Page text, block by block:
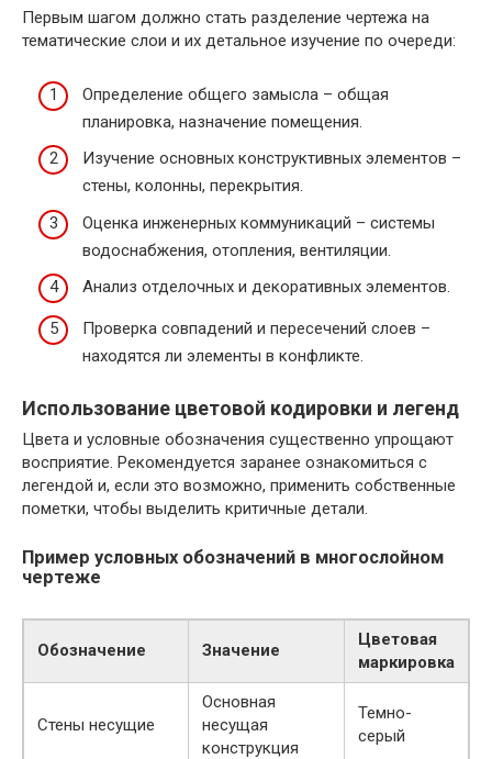
Первым шагом должно стать разделение чертежа на
тематические слои и их детальное изучение по очереди:
Определение общего замысла – общая
планировка, назначение помещения.
Изучение основных конструктивных элементов –
стены, колонны, перекрытия.
Оценка инженерных коммуникаций – системы
водоснабжения, отопления, вентиляции.
Анализ отделочных и декоративных элементов.
Проверка совпадений и пересечений слоев –
находятся ли элементы в конфликте.
Использование цветовой кодировки и легенд
Цвета и условные обозначения существенно упрощают
восприятие. Рекомендуется заранее ознакомиться с
легендой и, если это возможно, применить собственные
пометки, чтобы выделить критичные детали.
Пример условных обозначений в многослойном
чертеже
Обозначение Значение
Цветовая
маркировка
Стены несущие
Основная
несущая
конструкция
Темно-
серый